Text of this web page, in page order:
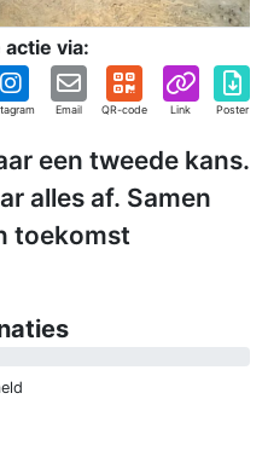
actie via:
Email QR-code Link Poster
een tweede kans.
alles af. Samen
toekomst